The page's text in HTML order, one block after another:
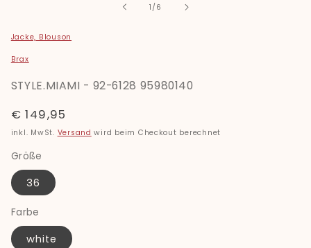
1 /von
6
Jacke, Blouson
Brax
STYLE.MIAMI - 92-6128 95980140
Normaler
Preis
€ 149,95
inkl. MwSt. Versand wird beim Checkout berechnet
Größe
36
Farbe
white